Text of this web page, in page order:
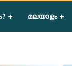
മലയാളം